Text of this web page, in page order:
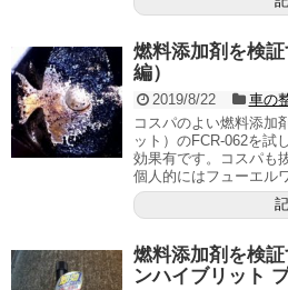
燃料添加剤を検
編）
2019/8/22
車の
コスパのよい燃料添加
ット）のFCR-062を試
効果有です。コスパも
個人的にはフューエル
燃料添加剤を検
ンハイブリット